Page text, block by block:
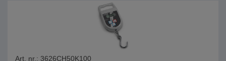
Art. nr.: 3626CH50K100